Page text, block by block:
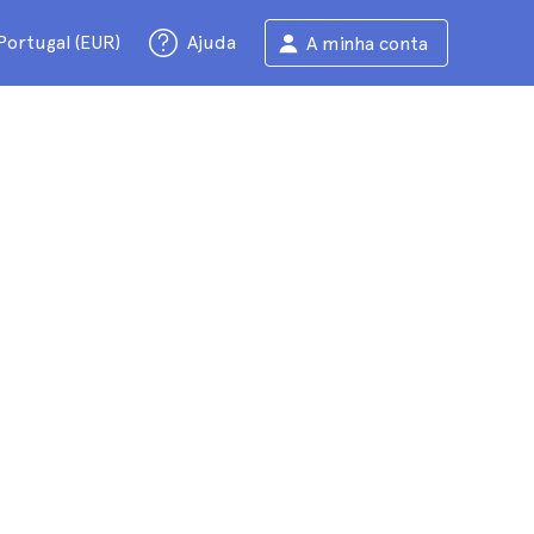
(EUR) Ajuda A minha conta